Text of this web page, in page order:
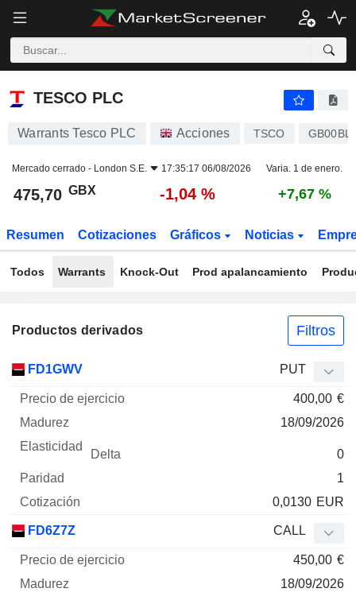
TESCO PLC
TESCO PLC
Warrants Tesco PLC Acciones TSCO
Mercado cerrado - London S.E. 17:35:17 06/08/2026 Varia. 1 de enero.
475,70 GBX -1,04 % +7,67 %
Resumen Cotizaciones Gráficos Noticias
Todos Warrants Knock-Out Prod apalancamiento
Productos derivados Filtros
Mnemo Tipo
ejercicio
Delta
FD1GWV PUT
400,00 €
18/09/2026
0
1
0,0130 EUR
FD6Z7Z CALL
450,00 €
18/09/2026